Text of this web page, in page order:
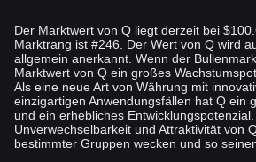
Der Marktwert von Q liegt derzeit bei
Marktrang ist #246. Der Wert von Q wird
allgemein anerkannt. Wenn der
Marktwert von Q ein großes
Als eine neue Art von Währung mit
einzigartigen Anwendungsfällen hat Q ein
und ein erhebliches
Unverwechselbarkeit und Attraktivität von
bestimmter Gruppen wecken und so